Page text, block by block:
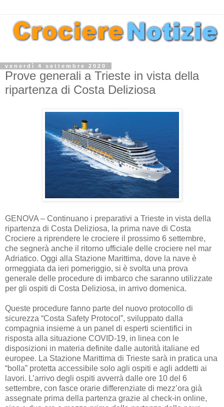
venerdì 4 settembre 2020
Prove generali a Trieste in vista della
ripartenza di Costa Deliziosa
GENOVA – Continuano i preparativi a Trieste in vista della
ripartenza di Costa Deliziosa, la prima nave di Costa
Crociere a riprendere le crociere il prossimo 6 settembre,
che segnerà anche il ritorno ufficiale delle crociere nel mar
Adriatico. Oggi alla Stazione Marittima, dove la nave è
ormeggiata da ieri pomeriggio, si è svolta una prova
generale delle procedure di imbarco che saranno utilizzate
per gli ospiti di Costa Deliziosa, in arrivo domenica.
Queste procedure fanno parte del nuovo protocollo di
sicurezza “Costa Safety Protocol”, sviluppato dalla
compagnia insieme a un panel di esperti scientifici in
risposta alla situazione COVID-19, in linea con le
disposizioni in materia definite dalle autorità italiane ed
europee. La Stazione Marittima di Trieste sarà in pratica una
“bolla” protetta accessibile solo agli ospiti e agli addetti ai
lavori. L’arrivo degli ospiti avverrà dalle ore 10 del 6
settembre, con fasce orarie differenziate di mezz’ora già
assegnate prima della partenza grazie al check-in online,